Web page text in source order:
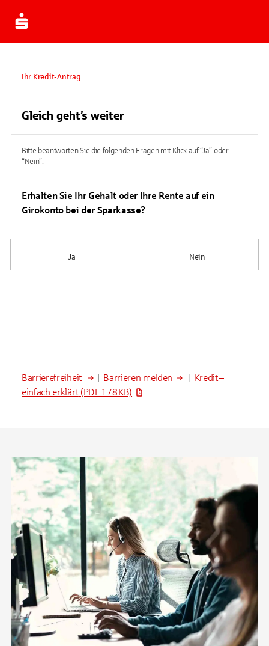
Ihr Kredit-Antrag
Gleich geht’s weiter
Bitte beantworten Sie die folgenden Fragen mit Klick auf “Ja” oder
“Nein”.
Erhalten Sie Ihr Gehalt oder Ihre Rente auf ein
Girokonto bei der Sparkasse?
Ja Nein
Barrierefreiheit Barrieren melden
Kredit –
einfach erklärt (PDF 178 KB)